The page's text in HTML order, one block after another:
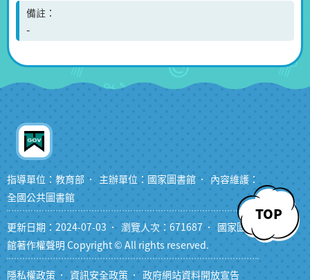
備註
-
TOP
指導單位：教育部 主辦單位：國家圖書館
內容維護：
全國公共圖書館
更新日期：2024-07-03 瀏覽人次：671687
國家圖書
館著作權聲明 Copyright © All rights reserved.
隱私權政策 資訊安全政策 政府網站資料開放宣告